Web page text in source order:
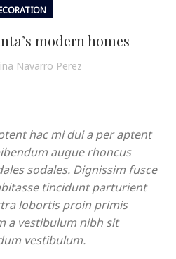
modern homes
Navarro Perez
hac mi dui a per aptent
augue rhoncus
sodales. Dignissim fusce
tincidunt parturient
lobortis proin primis
a vestibulum nibh sit
vestibulum.